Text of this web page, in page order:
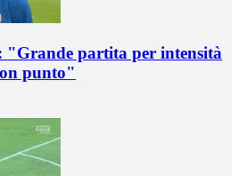
"Grande partita per intensità
punto"